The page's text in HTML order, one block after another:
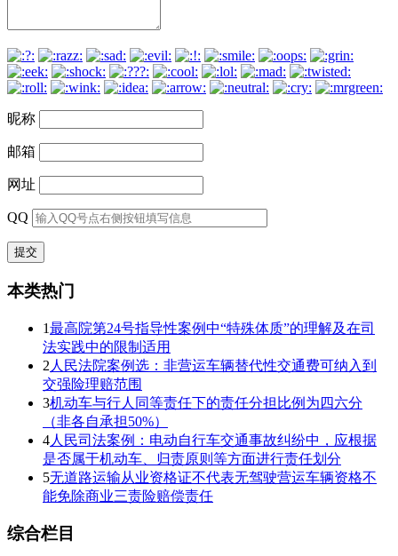
昵称
邮箱
网址
QQ
本类热门
1最高院第24号指导性案例中“特殊体质”的理解及在司
法实践中的限制适用
2 人民法院案例选：非营运车辆替代性交通费可纳入到
交强险理赔范围
3机动车与行人同等责任下的责任分担比例为四六分
（非各自承担50%）
4人民司法案例：电动自行车交通事故纠纷中，应根据
是否属于机动车、归责原则等方面进行责任划分
5无道路运输从业资格证不代表无驾驶营运车辆资格不
能免除商业三责险赔偿责任
综合栏目